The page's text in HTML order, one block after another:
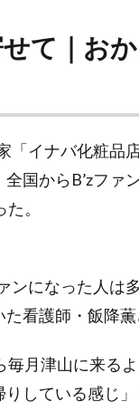
て｜お
「イナバ化粧品
国からB’zファ
。
ンになった人は
看護師・飯降薫
月津山に来る
している感じ